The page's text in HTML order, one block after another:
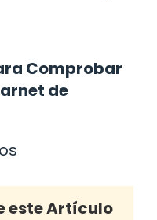
Comprobar
de
este Artículo